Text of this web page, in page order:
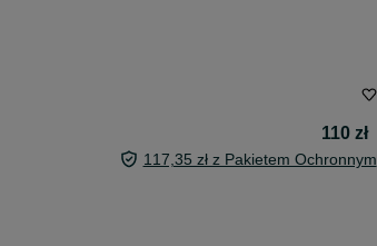
110 zł
117,35 zł z Pakietem Ochronnym